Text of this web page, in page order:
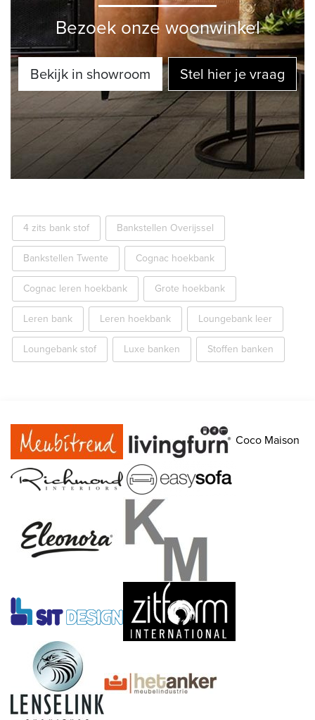
Bezoek onze woonwinkel
Bekijk in showroom Stel hier je vraag
4 zits bank stof Bankstellen Overijssel
Bankstellen Twente Cognac hoekbank
Cognac leren hoekbank Grote hoekbank
Leren bank Leren hoekbank Loungebank leer
Loungebank stof Luxe banken Stoffen banken
Coco Maison